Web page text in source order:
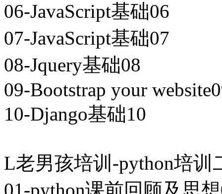
06-JavaScript基础06
07-JavaScript基础07
08-Jquery基础08
09-Bootstrap your
10-Django基础10
L老男孩培训-python培训